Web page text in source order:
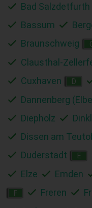
Bad Salzdetfurth
Bassum
Braunschweig
Clausthal-
Cuxhaven
D
Dannenberg
Diepholz
Dissen am
Duderstadt
E
Elze
Emden
F Freren